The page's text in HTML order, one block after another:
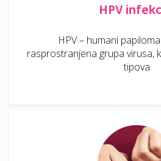
HPV
HPV – humani
rasprostranjena grupa virusa,
tipova